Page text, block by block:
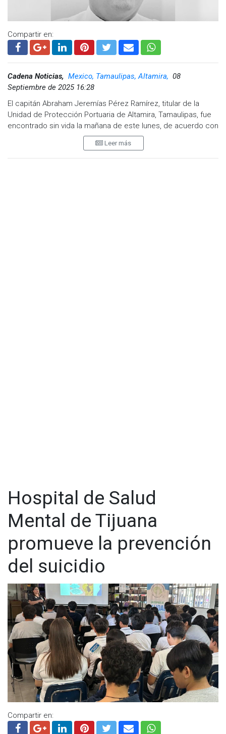
Compartir en:
Cadena Noticias, Mexico, Tamaulipas, Altamira, 08
Septiembre de 2025 16:28
El capitán Abraham Jeremías Pérez Ramírez, titular de la
Unidad de Protección Portuaria de Altamira, Tamaulipas, fue
encontrado sin vida la mañana de este lunes, de acuerdo con
Leer más
Hospital de Salud
Mental de Tijuana
promueve la prevención
del suicidio
Compartir en: